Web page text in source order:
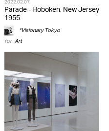
Parade - Hoboken, New Jersey
1955
*Visionary Tokyo
for Art